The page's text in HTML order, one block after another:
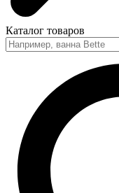
Каталог товаров